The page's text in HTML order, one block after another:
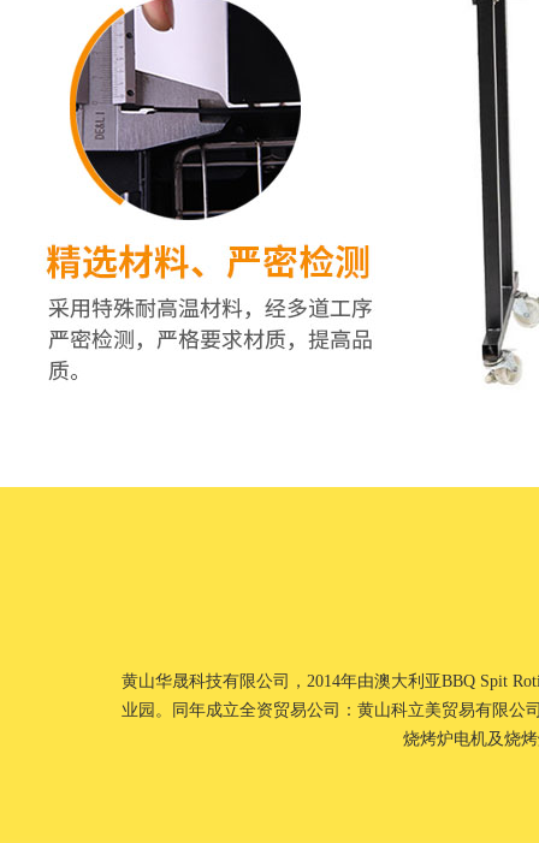
黄山华晟科技有限公司，2014年由澳大利亚BBQ Spit
业园。同年成立全资贸易公司：黄山科立美贸易有限
烧烤炉电机及烧